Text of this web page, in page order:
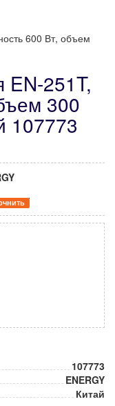
600 Вт, объем
EN-251T,
300
107773
107773
ENERGY
Китай